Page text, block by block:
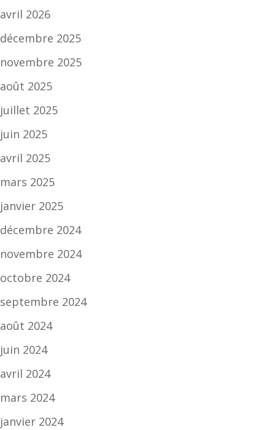
avril 2026
décembre 2025
novembre 2025
août 2025
juillet 2025
juin 2025
avril 2025
mars 2025
janvier 2025
décembre 2024
novembre 2024
octobre 2024
septembre 2024
août 2024
juin 2024
avril 2024
mars 2024
janvier 2024